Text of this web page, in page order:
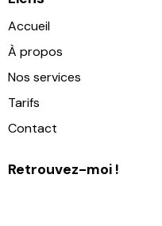
Accueil
À propos
Nos services
Tarifs
Contact
Retrouvez-moi !